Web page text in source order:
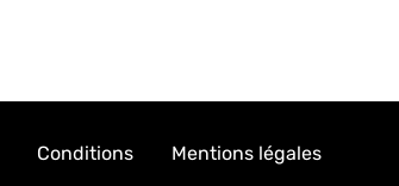
Conditions Mentions légales